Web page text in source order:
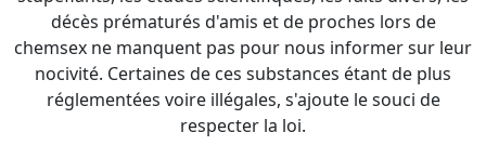
Alors pourquoi tant de gens en
consomment-ils ?
Vouloir répondre à cette question c'est
immanquablement ne pas se satisfaire d'une seule